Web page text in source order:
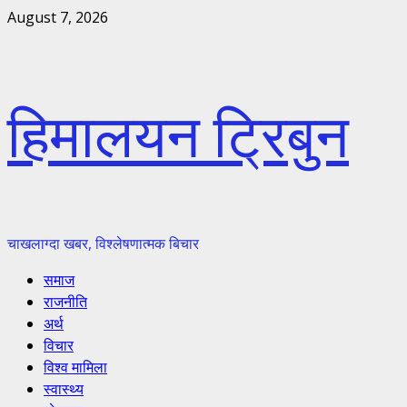
Skip
August 7, 2026
हिमालयन ट्रिबुन
चाखलाग्दा खबर, विश्लेषणात्मक बिचार
Primary
Menu
समाज
राजनीति
अर्थ
विचार
विश्व मामिला
स्वास्थ्य